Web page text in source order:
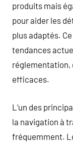
produits mais
pour aider les
plus adaptés.
tendances
réglementation,
efficaces.
L’un des
la navigation à
fréquemment.